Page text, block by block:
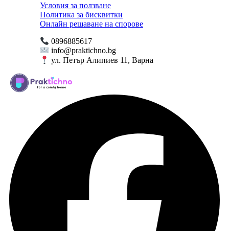
Условия за ползване
Политика за бисквитки
Онлайн решаване на спорове
0896885617
info@praktichno.bg
ул. Петър Алипиев 11, Варна